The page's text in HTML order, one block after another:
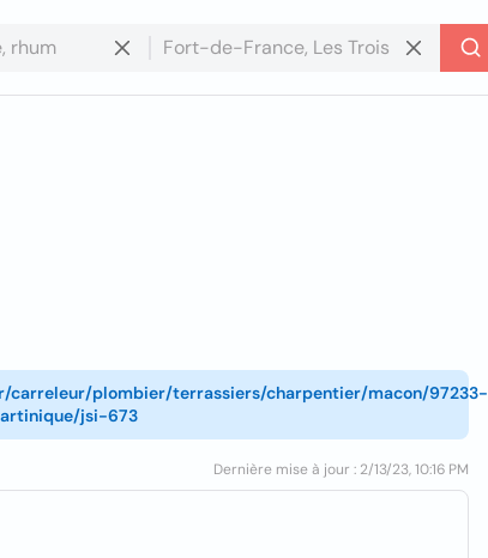
plombier/terrassiers/charpentier/macon/97233-
jsi-673
Dernière mise à jour : 2/13/23, 10:16 PM